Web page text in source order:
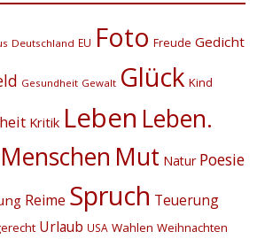
Deutschland EU Foto Freude Gedicht
Gesundheit Gewalt Glück Kind
Kritik Leben Leben.
Menschen Mut Natur Poesie
Reime Spruch Teuerung
Urlaub USA Wahlen Weihnachten